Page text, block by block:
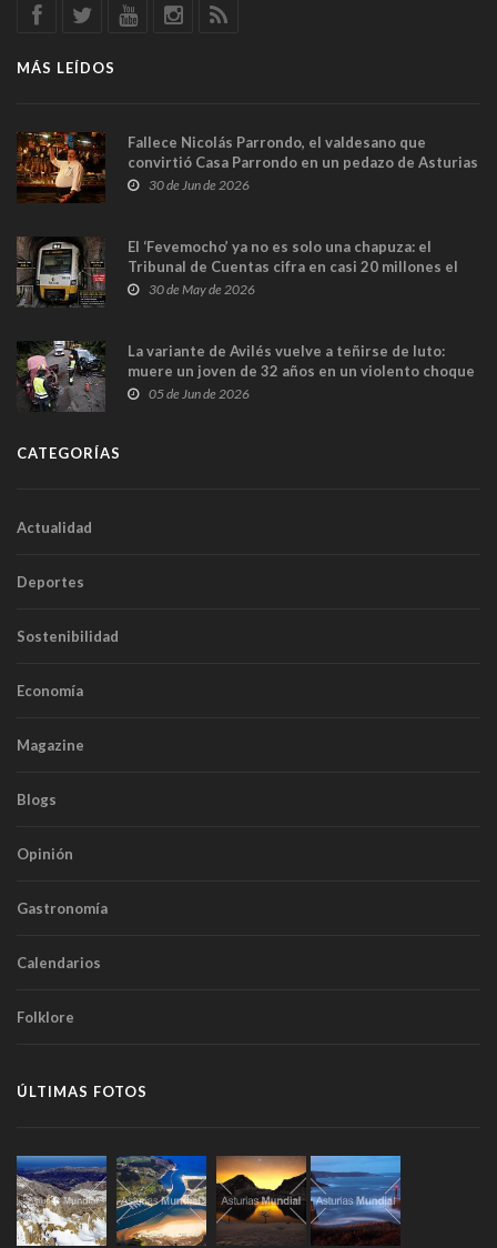
MÁS LEÍDOS
Fallece Nicolás Parrondo, el valdesano que
convirtió Casa Parrondo en un pedazo de Asturias
en Madrid
30 de Jun de 2026
El ‘Fevemocho’ ya no es solo una chapuza: el
Tribunal de Cuentas cifra en casi 20 millones el
sobrecoste de los trenes que no cabían por los
30 de May de 2026
La variante de Avilés vuelve a teñirse de luto:
muere un joven de 32 años en un violento choque
frontal
05 de Jun de 2026
CATEGORÍAS
Actualidad
Deportes
Sostenibilidad
Economía
Magazine
Blogs
Opinión
Gastronomía
Calendarios
Folklore
ÚLTIMAS FOTOS